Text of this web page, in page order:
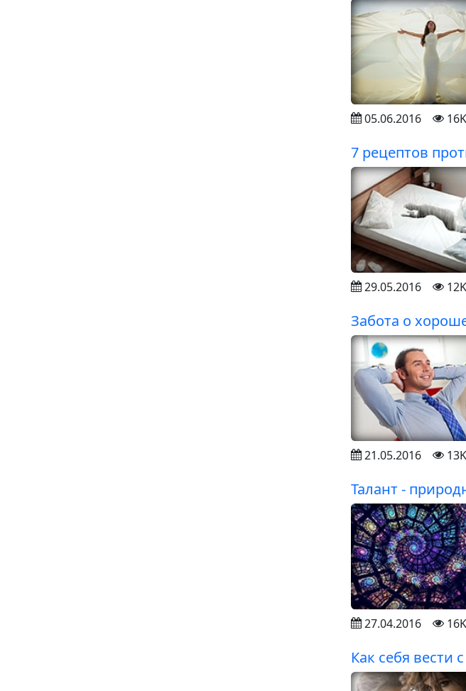
05.06.2016 16K
7 рецептов
29.05.2016 12K
Забота о
21.05.2016 13K
Талант -
27.04.2016 16K
Как себя